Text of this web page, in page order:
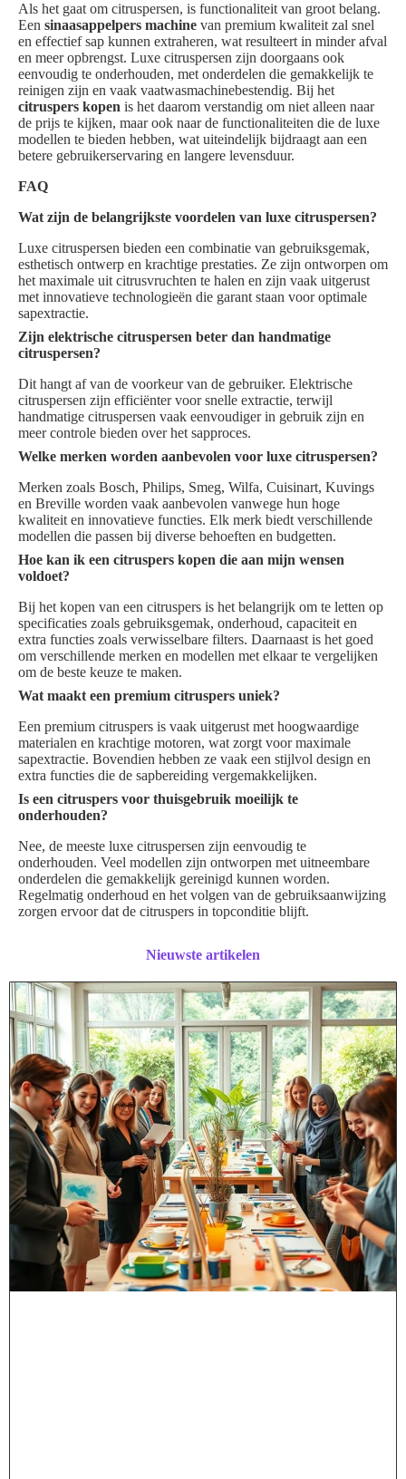
Als het gaat om citruspersen, is functionaliteit van groot belang.
Een sinaasappelpers machine van premium kwaliteit zal snel
en effectief sap kunnen extraheren, wat resulteert in minder afval
en meer opbrengst. Luxe citruspersen zijn doorgaans ook
eenvoudig te onderhouden, met onderdelen die gemakkelijk te
reinigen zijn en vaak vaatwasmachinebestendig. Bij het
citruspers kopen is het daarom verstandig om niet alleen naar
de prijs te kijken, maar ook naar de functionaliteiten die de luxe
modellen te bieden hebben, wat uiteindelijk bijdraagt aan een
betere gebruikerservaring en langere levensduur.
FAQ
Wat zijn de belangrijkste voordelen van luxe citruspersen?
Luxe citruspersen bieden een combinatie van gebruiksgemak,
esthetisch ontwerp en krachtige prestaties. Ze zijn ontworpen om
het maximale uit citrusvruchten te halen en zijn vaak uitgerust
met innovatieve technologieën die garant staan voor optimale
sapextractie.
Zijn elektrische citruspersen beter dan handmatige
citruspersen?
Dit hangt af van de voorkeur van de gebruiker. Elektrische
citruspersen zijn efficiënter voor snelle extractie, terwijl
handmatige citruspersen vaak eenvoudiger in gebruik zijn en
meer controle bieden over het sapproces.
Welke merken worden aanbevolen voor luxe citruspersen?
Merken zoals Bosch, Philips, Smeg, Wilfa, Cuisinart, Kuvings
en Breville worden vaak aanbevolen vanwege hun hoge
kwaliteit en innovatieve functies. Elk merk biedt verschillende
modellen die passen bij diverse behoeften en budgetten.
Hoe kan ik een citruspers kopen die aan mijn wensen
voldoet?
Bij het kopen van een citruspers is het belangrijk om te letten op
specificaties zoals gebruiksgemak, onderhoud, capaciteit en
extra functies zoals verwisselbare filters. Daarnaast is het goed
om verschillende merken en modellen met elkaar te vergelijken
om de beste keuze te maken.
Wat maakt een premium citruspers uniek?
Een premium citruspers is vaak uitgerust met hoogwaardige
materialen en krachtige motoren, wat zorgt voor maximale
sapextractie. Bovendien hebben ze vaak een stijlvol design en
extra functies die de sapbereiding vergemakkelijken.
Is een citruspers voor thuisgebruik moeilijk te
onderhouden?
Nee, de meeste luxe citruspersen zijn eenvoudig te
onderhouden. Veel modellen zijn ontworpen met uitneembare
onderdelen die gemakkelijk gereinigd kunnen worden.
Regelmatig onderhoud en het volgen van de gebruiksaanwijzing
zorgen ervoor dat de citruspers in topconditie blijft.
Nieuwste artikelen